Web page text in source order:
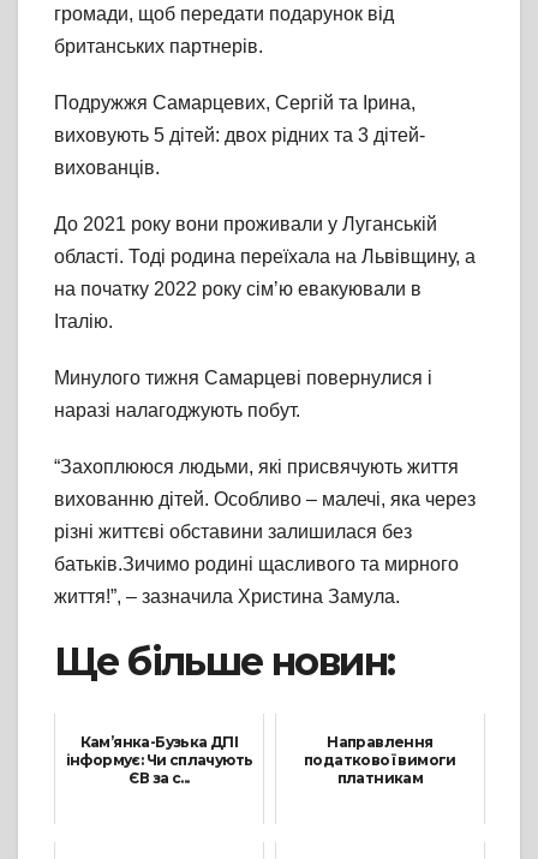
громади, щоб передати подарунок від
британських партнерів.
Подружжя Самарцевих, Сергій та Ірина,
виховують 5 дітей: двох рідних та 3 дітей-
вихованців.
До 2021 року вони проживали у Луганській
області. Тоді родина переїхала на Львівщину, а
на початку 2022 року сімʼю евакуювали в
Італію.
Минулого тижня Самарцеві повернулися і
наразі налагоджують побут.
“Захоплююся людьми, які присвячують життя
вихованню дітей. Особливо – малечі, яка через
різні життєві обставини залишилася без
батьків.Зичимо родині щасливого та мирного
життя!”, – зазначила Христина Замула.
Ще більше новин:
Кам’янка-Бузька ДПІ
інформує: Чи сплачують
ЄВ за с...
Направлення
податкової вимоги
платникам